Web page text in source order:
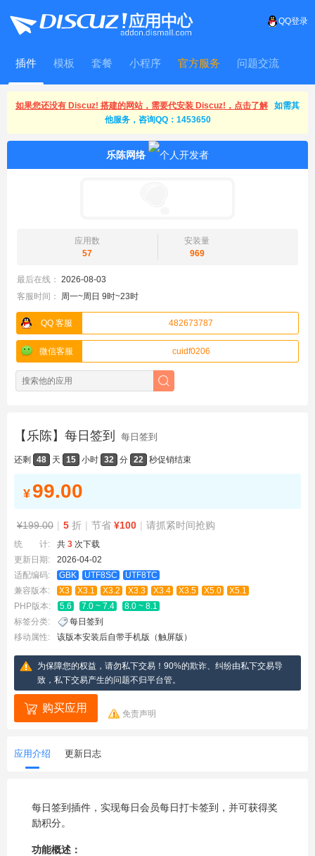
QQ登录
插件 模板 套餐 小程序 官方服务 问题交流
WitFrame
如果您还没有 Discuz! 搭建的网站，需要代安装 Discuz!，点击了解
如需其
他服务，咨询QQ：1453650
乐陈网络
应用数
57
安装量
969
最后在线： 2026-08-03
客服时间：
周一~周日 9时~23时
QQ 客服 482673787
微信客服 cuidf0206
【乐陈】每日签到 每日签到
还剩 48 天 15 小时 32 分 22 秒促销结束
¥ 99.00
¥199.00 | 5 折 | 节省 ¥100 | 请抓紧时间抢购
统 计: 共 3 次下载
更新日期:
2026-04-02
适配编码:
GBK UTF8SC
UTF8TC
兼容版本:
X3 X3.1 X3.2 X3.3 X3.4 X3.5 X5.0
X5.1
PHP版本:
5.6 7.0 ~ 7.4
8.0 ~ 8.1
标签分类:
每日签到
移动属性:
该版本安装后自带手机版（触屏版）
为保障您的权益，请勿私下交易！90%的欺诈、纠纷由私下交易导
致，私下交易产生的问题不归平台管。
购买应用 免责声明
应用介绍 更新日志
每日签到插件，实现每日会员每日打卡签到，并可获得奖
励积分。
功能概述：